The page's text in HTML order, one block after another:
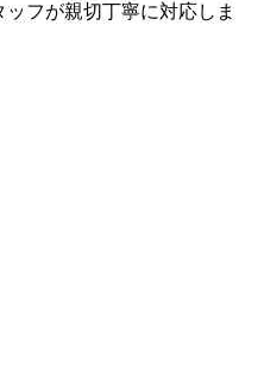
フが親切丁寧に対応しま